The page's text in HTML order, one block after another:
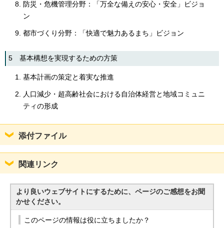
防災・危機管理分野：「万全な備えの安心・安全」ビジョ
ン
都市づくり分野：「快適で魅力あるまち」ビジョン
5 基本構想を実現するための方策
基本計画の策定と着実な推進
人口減少・超高齢社会における自治体経営と地域コミュニ
ティの形成
添付ファイル
関連リンク
より良いウェブサイトにするために、ページのご感想をお聞
かせください。
このページの情報は役に立ちましたか？